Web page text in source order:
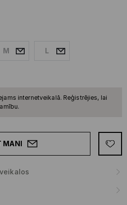
M L
internetveikalā. Reģistrējies, lai
MANI